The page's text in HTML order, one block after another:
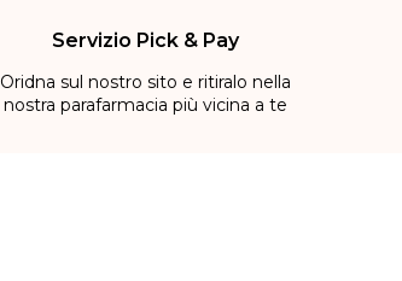
Servizio Pick & Pay
Oridna sul nostro sito e ritiralo nella
nostra parafarmacia più vicina a te